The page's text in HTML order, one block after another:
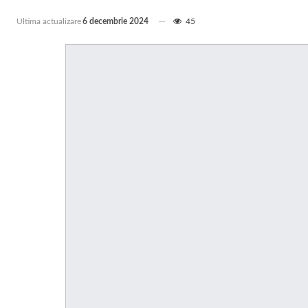
Ultima actualizare6 decembrie 2024 45